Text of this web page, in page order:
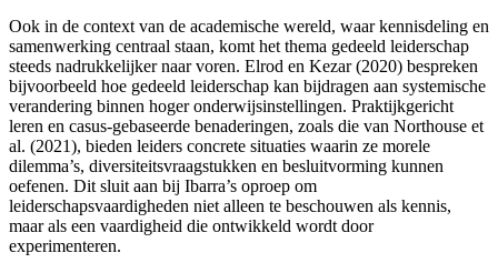
Ook in de context van de academische wereld, waar kennisdeling en
samenwerking centraal staan, komt het thema gedeeld leiderschap
steeds nadrukkelijker naar voren. Elrod en Kezar(2020) bespreken
bijvoorbeeld hoe gedeeld leiderschap kan bijdragen aan systemische
verandering binnen hoger onderwijsinstellingen. Praktijkgericht
leren en casus-gebaseerde benaderingen, zoals die van Northouse et
al. (2021), bieden leiders concrete situaties waarin ze morele
dilemma’s, diversiteitsvraagstukken en besluitvorming kunnen
oefenen. Dit sluit aan bij Ibarra’s oproep om
leiderschapsvaardigheden niet alleen te beschouwen als kennis,
maar als een vaardigheid die ontwikkeld wordt door
experimenteren.